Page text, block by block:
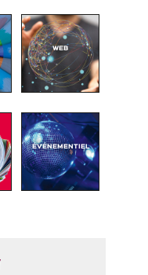
WEB
ÉVÉNEMENTIEL